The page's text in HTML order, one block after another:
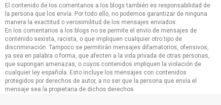
El contenido de los comentarios a los blogs también es responsabilidad de
la persona que los envía. Por todo ello, no podemos garantizar de ninguna
manera la exactitud o verosimilitud de los mensajes enviados.
En los comentarios a los blogs no se permite el envío de mensajes de
contenido sexista, racista, o que impliquen cualquier otro tipo de
discriminación. Tampoco se permitirán mensajes difamatorios, ofensivos,
ya sea en palabra o forma, que afecten a la vida privada de otras personas,
que supongan amenazas, o cuyos contenidos impliquen la violación de
cualquier ley española. Esto incluye los mensajes con contenidos
protegidos por derechos de autor, a no ser que la persona que envía el
mensaje sea la propietaria de dichos derechos.